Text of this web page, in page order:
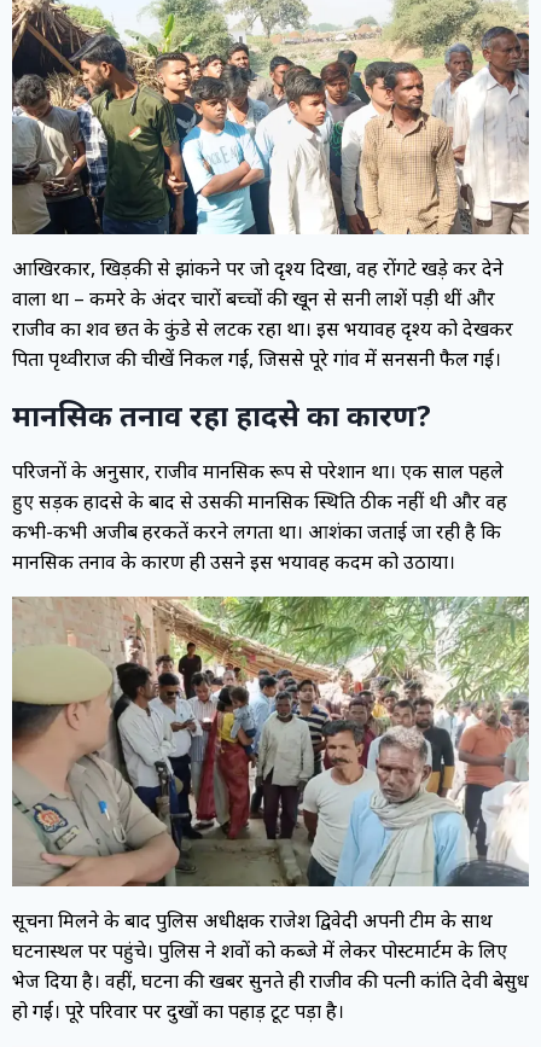
आखिरकार, खिड़की से झांकने पर जो दृश्य दिखा, वह रोंगटे खड़े कर देने
वाला था – कमरे के अंदर चारों बच्चों की खून से सनी लाशें पड़ी थीं और
राजीव का शव छत के कुंडे से लटक रहा था। इस भयावह दृश्य को देखकर
पिता पृथ्वीराज की चीखें निकल गईं, जिससे पूरे गांव में सनसनी फैल गई।
मानसिक तनाव रहा हादसे का कारण?
परिजनों के अनुसार, राजीव मानसिक रूप से परेशान था। एक साल पहले
हुए सड़क हादसे के बाद से उसकी मानसिक स्थिति ठीक नहीं थी और वह
कभी-कभी अजीब हरकतें करने लगता था। आशंका जताई जा रही है कि
मानसिक तनाव के कारण ही उसने इस भयावह कदम को उठाया।
सूचना मिलने के बाद पुलिस अधीक्षक राजेश द्विवेदी अपनी टीम के साथ
घटनास्थल पर पहुंचे। पुलिस ने शवों को कब्जे में लेकर पोस्टमार्टम के लिए
भेज दिया है। वहीं, घटना की खबर सुनते ही राजीव की पत्नी कांति देवी बेसुध
हो गईं। पूरे परिवार पर दुखों का पहाड़ टूट पड़ा है।